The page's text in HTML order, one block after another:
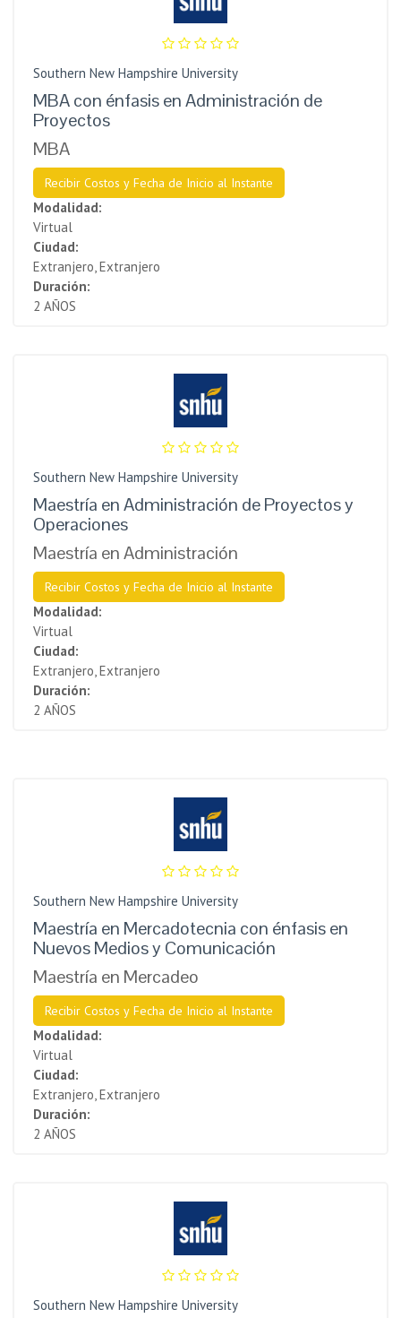
Southern New Hampshire University
MBA con énfasis en Administración de
Proyectos
MBA
Recibir Costos y Fecha de Inicio al Instante
Modalidad:
Virtual
Ciudad:
Extranjero, Extranjero
Duración:
2 AÑOS
Southern New Hampshire University
Maestría en Administración de Proyectos y
Operaciones
Maestría en Administración
Recibir Costos y Fecha de Inicio al Instante
Modalidad:
Virtual
Ciudad:
Extranjero, Extranjero
Duración:
2 AÑOS
Southern New Hampshire University
Maestría en Mercadotecnia con énfasis en
Nuevos Medios y Comunicación
Maestría en Mercadeo
Recibir Costos y Fecha de Inicio al Instante
Modalidad:
Virtual
Ciudad:
Extranjero, Extranjero
Duración:
2 AÑOS
Southern New Hampshire University